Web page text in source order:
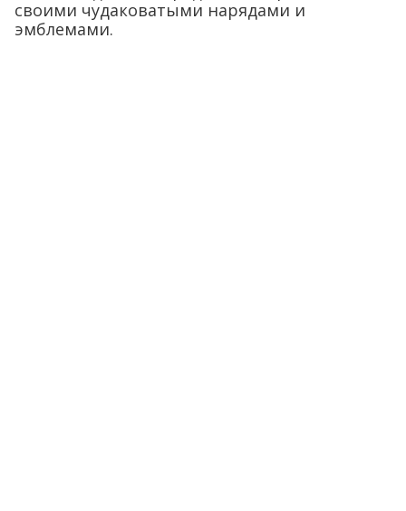
своими чудаковатыми нарядами и
эмблемами.